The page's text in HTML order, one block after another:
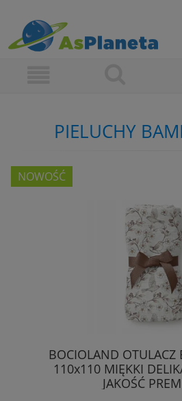
PIELUCHY
BOCIOLAND OTULACZ
110x110 MIĘKKI
JAKOŚĆ
NOWOŚĆ